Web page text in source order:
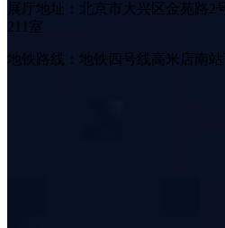
展厅地址：北京市大兴区金苑路2
211室
地铁路线：地铁四号线高米店南站